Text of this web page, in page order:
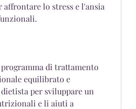
lo stress e l'ansia
di trattamento
equilibrato e
per sviluppare un
e li aiuti a